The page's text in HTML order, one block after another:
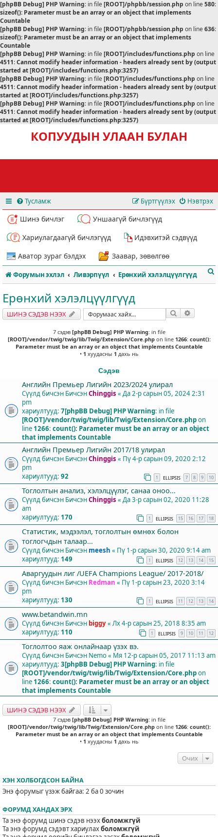
[phpBB Debug] PHP Warning: in file[ROOT]/phpbb/session.php on line580:
sizeof(): Parameter must be an array or an object that implements
Countable
[phpBB Debug] PHP Warning: in file[ROOT]/phpbb/session.php on line636:
sizeof(): Parameter must be an array or an object that implements
Countable
[phpBB Debug] PHP Warning: in file[ROOT]/includes/functions.php on line
4511:Cannot modify header information - headers already sent by (output
started at [ROOT]/includes/functions.php:3257)
[phpBB Debug] PHP Warning: in file[ROOT]/includes/functions.php on line
4511:Cannot modify header information - headers already sent by (output
started at [ROOT]/includes/functions.php:3257)
[phpBB Debug] PHP Warning: in file[ROOT]/includes/functions.php on line
4511:Cannot modify header information - headers already sent by (output
started at [ROOT]/includes/functions.php:3257)
КОПУУДЫН УЛААН БУЛАН
Тусламж Нэвтрэх
Бүртгүүлэх
Шинэ бичлэг
Уншаагүй бичлэгүүд
Хариулагдаагүй бичлэгүүд
Идэвхитэй сэдвүүд
Аватор зураг бэлдэх
Заавар, зөвөлгөө
Форумын эхлэл Ливэрпүүл Ерөнхий хэлэлцүүлгүүд
Ерөнхий хэлэлцүүлгүүд
ШИНЭ СЭДЭВ НЭЭХ Хайлт
7 сэдэв [phpBB Debug] PHP Warning: in file
[ROOT]/vendor/twig/twig/lib/Twig/Extension/Core.phpon line 1266: count():
Parameter must be an array or an object that implements Countable
• 1 хуудасны 1 дахь нь
Сэдэв
Английн Премьер Лигийн 2023/2024 улирал
Сүүлд бичсэн БичсэнChinggis « Да 2-р сарын 05, 2024 2:31
pm
хариултууд: 7[phpBB Debug] PHP Warning: in file
[ROOT]/vendor/twig/twig/lib/Twig/Extension/Core.phpon
line 1266: count(): Parameter must be an array or an object
that implements Countable
Английн Премьер Лигийн 2017/18 улирал
Сүүлд бичсэн БичсэнChinggis « Пү 4-р сарын 09, 2020 2:12
pm
хариултууд: 92 1 ELLIPSIS 7 8 9 10
Тоглолтын анализ, хэлэлцүүлэг, санаа оноо...
Сүүлд бичсэн БичсэнChinggis « Да 3-р сарын 02, 2020 11:28
am
хариултууд: 170 1 ELLIPSIS 15 16 17 18
Статистик, мэдээлэл, тоглолтын өмнөх болон
тоглогчдын талаар...
Сүүлд бичсэн Бичсэн meesh « Пү 1-р сарын 30, 2020 9:14 am
хариултууд: 149 1 ELLIPSIS 12 13 14 15
Аваргуудын лиг /UEFA Champions League/ 2017-2018/
Сүүлд бичсэн Бичсэн Redman « Пү 1-р сарын 23, 2020 3:14
pm
хариултууд: 130 1 ELLIPSIS 11 12 13 14
www.betandwin.mn
Сүүлд бичсэн Бичсэн biggy« Лх 4-р сарын 25, 2018 8:35 am
хариултууд: 110 1 ELLIPSIS 9 10 11 12
Тоглолтоо яаж онлайнаар үзэх вэ.
Сүүлд бичсэн Бичсэн Nemo« Мя 12-р сарын 05, 2017 11:13 am
хариултууд: 3[phpBB Debug] PHP Warning: in file
[ROOT]/vendor/twig/twig/lib/Twig/Extension/Core.phpon
line 1266: count(): Parameter must be an array or an object
that implements Countable
ШИНЭ СЭДЭВ НЭЭХ
7 сэдэв [phpBB Debug] PHP Warning: in file
[ROOT]/vendor/twig/twig/lib/Twig/Extension/Core.phpon line 1266: count():
Parameter must be an array or an object that implements Countable
• 1 хуудасны 1 дахь нь
Очих
ХЭН ХОЛБОГДСОН БАЙНА
Энэ форумыг үзэж байгаа: 2 ба 0 зочин
ФОРУМД ХАНДАХ ЭРХ
Та энэ форумд шинэ сэдэв нээхболомжгүй
Та энэ форумд сэдэвт хариулахболомжгүй